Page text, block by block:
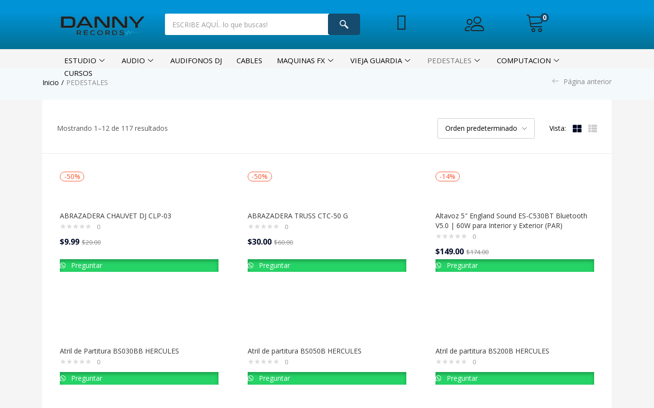
0
ESTUDIO AUDIO AUDIFONOS DJ CABLES MAQUINAS FX VIEJA GUARDIA PEDESTALES
COMPUTACION
CURSOS
Inicio PEDESTALES Página anterior
Mostrando 1–12 de 117 resultados Orden predeterminado Vista:
-50%
ABRAZADERA CHAUVET DJ CLP-03
0
$9.99 $20.00
Preguntar
-50%
ABRAZADERA TRUSS CTC-50 G
0
$30.00 $60.00
Preguntar
-14%
Altavoz 5″ England Sound ES-C530BT Bluetooth
V5.0 | 60W para Interior y Exterior (PAR)
0
$149.00 $174.00
Preguntar
Atril de Partitura BS030BB HERCULES
0
Preguntar
Atril de partitura BS050B HERCULES
0
Preguntar
Atril de partitura BS200B HERCULES
0
Preguntar